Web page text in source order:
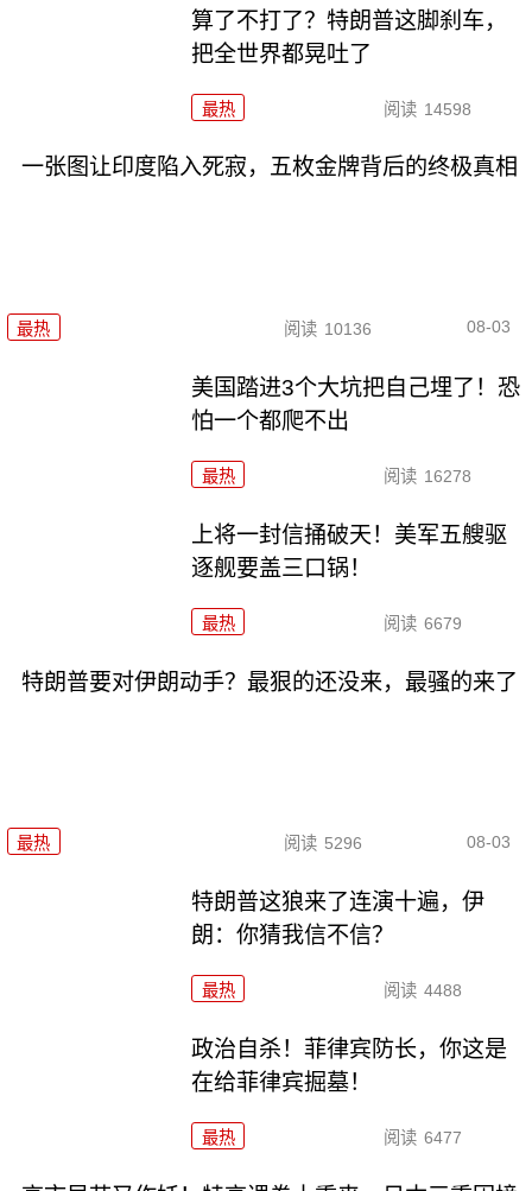
算了不打了？特朗普这脚刹车，
把全世界都晃吐了
最热 阅读 14598
一张图让印度陷入死寂，五枚金牌背后的终极真相
最热 阅读 10136 08-03
美国踏进3个大坑把自己埋了！恐
怕一个都爬不出
最热 阅读 16278
上将一封信捅破天！美军五艘驱
逐舰要盖三口锅！
最热 阅读 6679
特朗普要对伊朗动手？最狠的还没来，最骚的来了
最热 阅读 5296 08-03
特朗普这狼来了连演十遍，伊
朗：你猜我信不信？
最热 阅读 4488
政治自杀！菲律宾防长，你这是
在给菲律宾掘墓！
最热 阅读 6477